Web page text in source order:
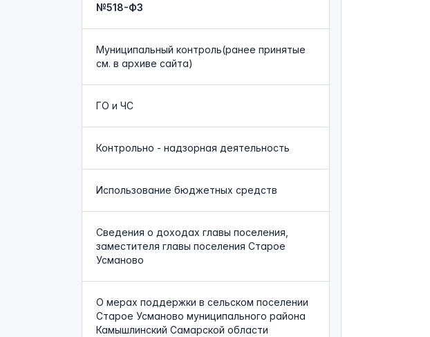
№518-ФЗ
Муниципальный контроль(ранее принятые
см. в архиве сайта)
ГО и ЧС
Контрольно - надзорная деятельность
Использование бюджетных средств
Сведения о доходах главы поселения,
заместителя главы поселения Старое
Усманово
О мерах поддержки в сельском поселении
Старое Усманово муниципального района
Камышлинский Самарской области